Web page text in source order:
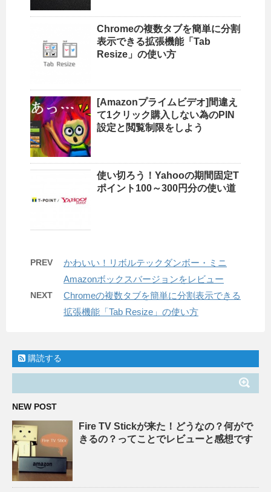
Chromeの複数タブを簡単に分割
表示できる拡張機能「Tab
Resize」の使い方
[Amazonプライムビデオ]間違え
て1クリック購入しない為のPIN
設定と閲覧制限をしよう
使い切ろう！Yahooの期間固定T
ポイント100～300円分の使い道
PREV
かわいい！リボルテックダンボー・ミニ
Amazonボックスバージョンをレビュー
NEXT
Chromeの複数タブを簡単に分割表示できる
拡張機能「Tab Resize」の使い方
購読する
NEW POST
Fire TV Stickが来た！どうなの？何がで
きるの？ってことでレビューと感想です